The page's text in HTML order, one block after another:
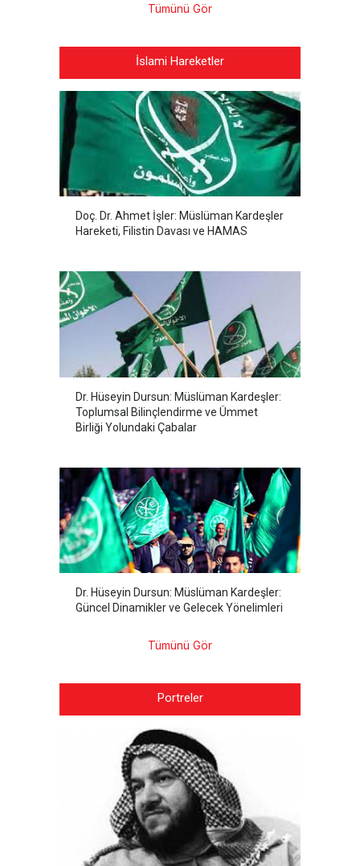
Tümünü Gör
İslami Hareketler
Doç. Dr. Ahmet İşler: Müslüman Kardeşler
Hareketi, Filistin Davası ve HAMAS
Dr. Hüseyin Dursun: Müslüman Kardeşler:
Toplumsal Bilinçlendirme ve Ümmet
Birliği Yolundaki Çabalar
Dr. Hüseyin Dursun: Müslüman Kardeşler:
Güncel Dinamikler ve Gelecek Yönelimleri
Tümünü Gör
Portreler